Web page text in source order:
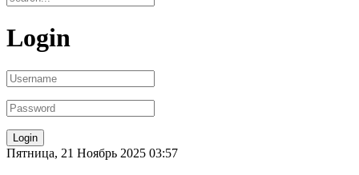
Login
Пятница, 21 Ноябрь 2025 03:57